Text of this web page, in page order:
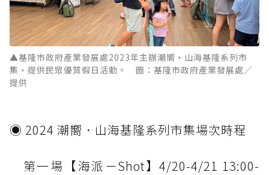
▲基隆市政府產業發展處2023年主辦潮嚮‧山海基隆系列市
集，提供民眾優質假日活動。 圖：基隆市政府產業發展處／
提供
◉ 2024 潮嚮．山海基隆系列市集場次時程
第一場【海派－Shot】4/20-4/21 13:00-